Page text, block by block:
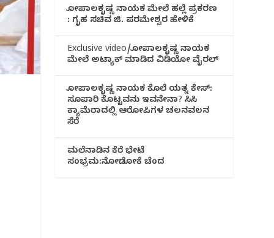
ಗೋಪಾಲಕೃಷ್ಣ ನಾಯಕ ಮೇಲೆ ಹಲ್ಲೆ ಪ್ರಕರಣ
: ಗೃಹ ಸಚಿವ ಜಿ. ಪರಮೇಶ್ವರ ಹೇಳಿಕೆ
Exclusive video/ಗೋಪಾಲಕೃಷ್ಣ ನಾಯಕ
ಮೇಲೆ ಅಟ್ಯಾಕ್ ಮಾಡಿದ ವಿಡಿಯೋ ವೈರಲ್
ಗೋಪಾಲಕೃಷ್ಣ ನಾಯಕ ಕೊಲೆ ಯತ್ನ ಕೇಸ್:
ಸೂಪಾರಿ ಕೊಟ್ಟವನು ಇವನೇನಾ? ಸಿಸಿ
ಕ್ಯಾಮೆರಾದಲ್ಲಿ ಆರೋಪಿಗಳ ಚಲನವಲನ
ಸೆರೆ
ಮಲೆನಾಡಿ‌ನ ಕೆರೆ ಭೇಟೆ
ಸಂಭ್ರಮ:ನೋಡೋಕೆ ಚೆಂದ